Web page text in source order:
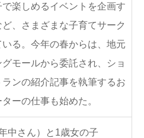
楽しめるイベントを企画す
、さまざまな子育てサーク
いる。今年の春からは、地元
モールから委託され、ショ
ランの紹介記事を執筆するお
ーの仕事も始めた。
中さん）と1歳女の子